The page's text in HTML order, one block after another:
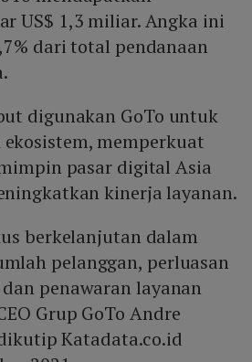
US$ 1,3 miliar. Angka ini
dari total pendanaan
digunakan GoTo untuk
memperkuat
pasar digital Asia
kinerja layanan.
berkelanjutan dalam
pelanggan, perluasan
penawaran layanan
Grup GoTo Andre
Katadata.co.id